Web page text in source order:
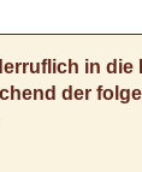
in die
der